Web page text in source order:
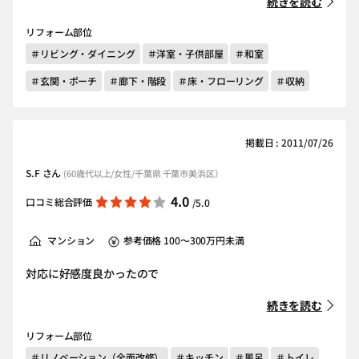
リフォーム部位
＃リビング・ダイニング
＃洋室・子供部屋
＃和室
＃玄関・ポーチ
＃廊下・階段 ＃床・フローリング ＃収納
掲載日 : 2011/07/26
S.F さん (60歳代以上/女性/千葉県 千葉市美浜区）
口コミ総合評価 4.0 /5.0
マンション 参考価格 100～300万円未満
対応に好感度良かったので
続きを読む
リフォーム部位